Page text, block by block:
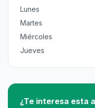
Lunes
Martes
Miércoles
Jueves
¿Te interesa esta